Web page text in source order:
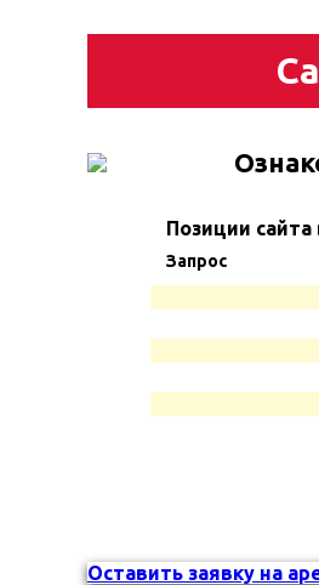
Позиции сайта
Запрос
Оставить заявку на